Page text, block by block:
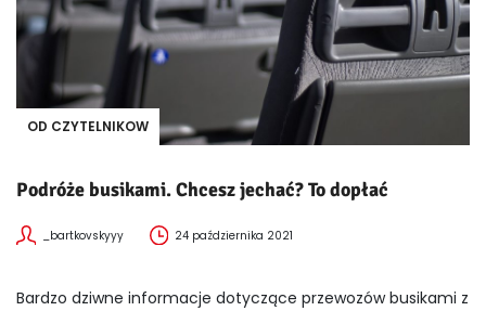
OD CZYTELNIKOW
Podróże busikami. Chcesz jechać? To dopłać
_bartkovskyyy 24 października 2021
Bardzo dziwne informacje dotyczące przewozów busikami z